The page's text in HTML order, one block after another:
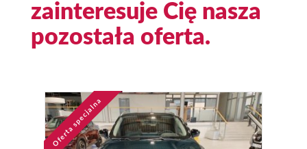
zainteresuje Cię nasza
pozostała oferta.
Oferta specjalna